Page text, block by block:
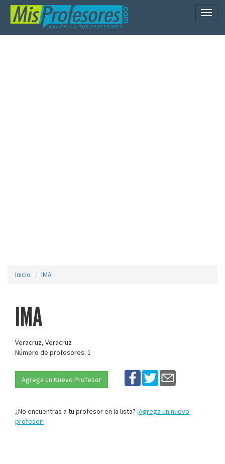
Inicio IMA
IMA
Veracruz, Veracruz
Número de profesores: 1
Agrega un Nuevo Profesor
¿No encuentras a tu profesor en la lista? ¡Agrega un nuevo
profesor!